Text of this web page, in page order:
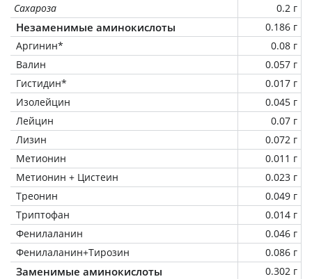
Сахароза
0.2 г
Незаменимые аминокислоты
0.186 г
Аргинин*
0.08 г
Валин
0.057 г
Гистидин*
0.017 г
Изолейцин
0.045 г
Лейцин
0.07 г
Лизин
0.072 г
Метионин
0.011 г
Метионин + Цистеин
0.023 г
Треонин
0.049 г
Триптофан
0.014 г
Фенилаланин
0.046 г
Фенилаланин+Тирозин
0.086 г
Заменимые аминокислоты
0.302 г